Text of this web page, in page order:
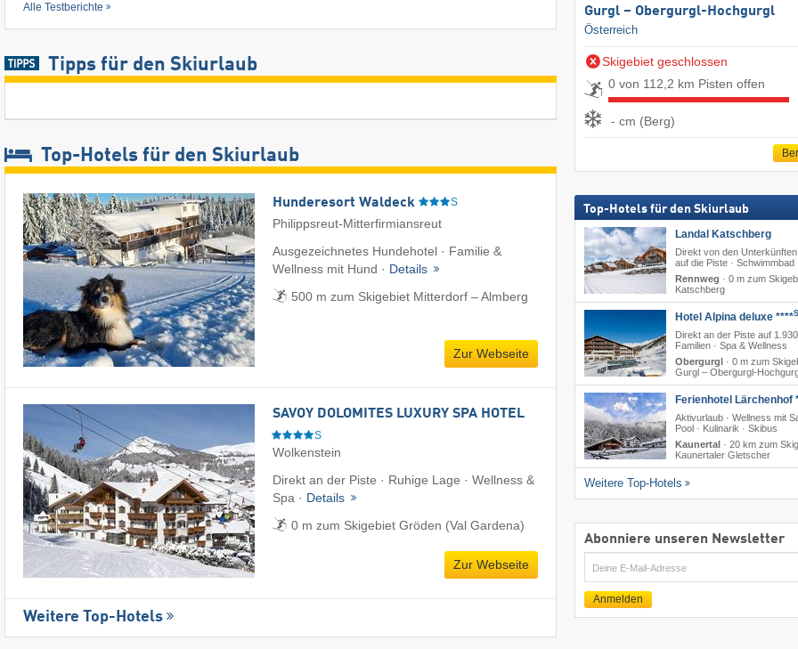
Alle Testberichte
Tipps für den Skiurlaub
Top-Hotels für den Skiurlaub
Hunderesort Waldeck S
Philippsreut-Mitterfirmiansreut
Ausgezeichnetes Hundehotel · Familie &
Wellness mit Hund · Details
500 m zum Skigebiet Mitterdorf – Almberg
Zur Webseite
SAVOY DOLOMITES LUXURY SPA HOTEL
S
Wolkenstein
Direkt an der Piste · Ruhige Lage · Wellness &
Spa · Details
0 m zum Skigebiet Gröden (Val Gardena)
Zur Webseite
Weitere Top-Hotels
Gurgl – Obergurgl-Hochgurgl
Österreich
Skigebiet geschlossen
0 von 112,2 km Pisten offen
- cm (Berg)
Top-Hotels für den Skiurlaub
Landal Katschberg
Direkt von den
auf die Piste · Schwimmbad
Rennweg · 0 m zum
Katschberg
Hotel Alpina deluxe ****S
Direkt an der Piste auf 1.930
Familien · Spa & Wellness
Obergurgl· 0 m zum
Gurgl – Obergurgl-
Ferienhotel Lärchenhof
Aktivurlaub · Wellness mit
Pool · Kulinarik · Skibus
Kaunertal· 20 km zum
Kaunertaler Gletscher
Weitere Top-Hotels
Abonniere unseren Newsletter
E-
Mail
Anmelden